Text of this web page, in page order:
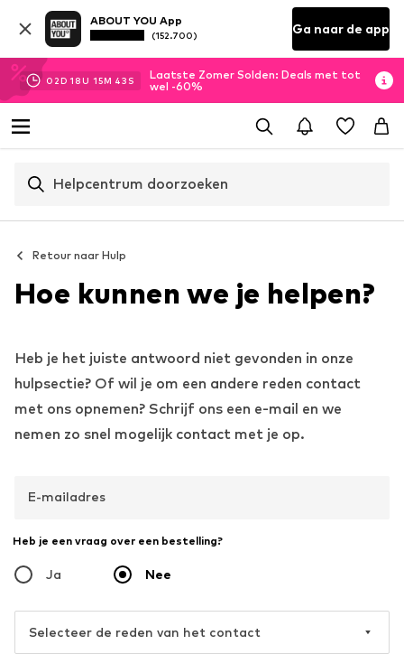
ABOUT YOU App
(152.700) Ga naar de app
02D 18U 15M 42 S
Laatste Zomer Solden: Deals met tot
wel -60%
Helpcentrum doorzoeken
Retour naar Hulp
Hoe kunnen we je helpen?
Heb je het juiste antwoord niet gevonden in onze
hulpsectie? Of wil je om een andere reden contact
met ons opnemen? Schrijf ons een e-mail en we
nemen zo snel mogelijk contact met je op.
E-mailadres
Heb je een vraag over een bestelling?
Ja Nee
Selecteer de reden van het contact